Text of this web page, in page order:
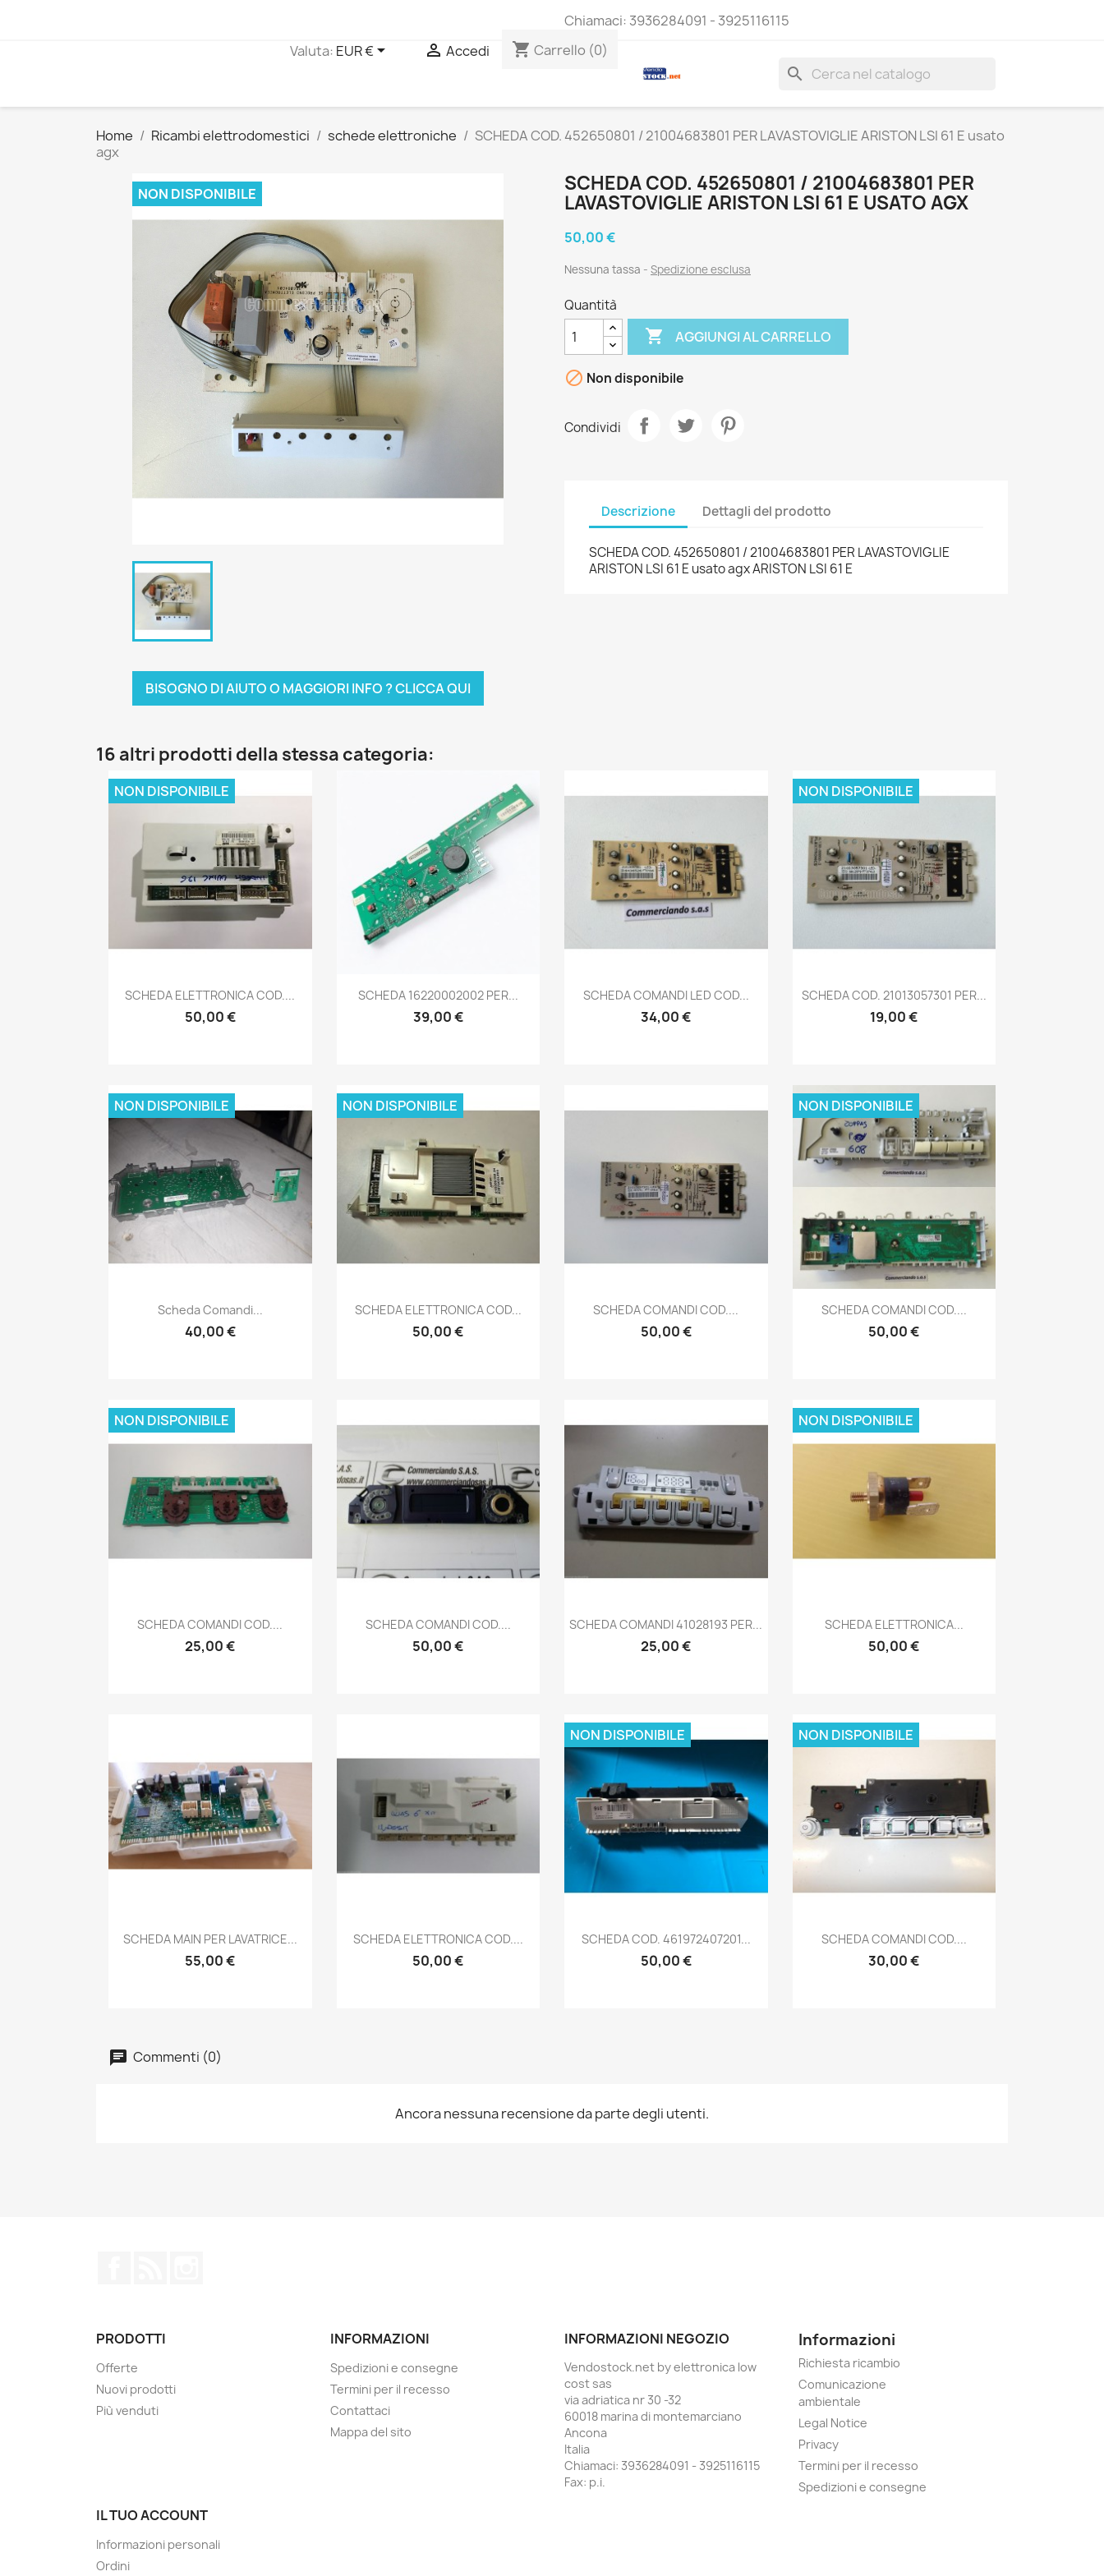
Chiamaci: 3936284091 - 3925116115
Valuta: EUR €  Accedi shopping_cart Carrello (0)
search
Home Ricambi elettrodomestici schede elettroniche
SCHEDA COD. 452650801 / 21004683801 PER LAVASTOVIGLIE ARISTON LSI 61 E usato
agx
NON DISPONIBILE
BISOGNO DI AIUTO O MAGGIORI INFO ? CLICCA QUI
SCHEDA COD. 452650801 / 21004683801 PER
LAVASTOVIGLIE ARISTON LSI 61 E USATO AGX
50,00 €
Nessuna tassa Spedizione esclusa
Quantità
 AGGIUNGI AL CARRELLO
 Non disponibile
Condividi
Descrizione Dettagli del prodotto
SCHEDA COD. 452650801 / 21004683801 PER LAVASTOVIGLIE
ARISTON LSI 61 E usato agx ARISTON LSI 61 E
16 altri prodotti della stessa categoria:
 Anteprima
SCHEDA ELETTRONICA COD....
50,00 €
NON DISPONIBILE
Anteprima
SCHEDA 16220002002 PER...
39,00 €
Anteprima
SCHEDA COMANDI LED COD...
34,00 €
Anteprima
SCHEDA COD. 21013057301 PER...
19,00 €
NON DISPONIBILE
Anteprima
Scheda Comandi...
40,00 €
NON DISPONIBILE
Anteprima
SCHEDA ELETTRONICA COD...
50,00 €
NON DISPONIBILE
Anteprima
SCHEDA COMANDI COD....
50,00 €
Anteprima
SCHEDA COMANDI COD....
50,00 €
NON DISPONIBILE
Anteprima
SCHEDA COMANDI COD....
25,00 €
NON DISPONIBILE
Anteprima
SCHEDA COMANDI COD....
50,00 €
Anteprima
SCHEDA COMANDI 41028193 PER...
25,00 €
Anteprima
SCHEDA ELETTRONICA...
50,00 €
NON DISPONIBILE
Anteprima
SCHEDA MAIN PER LAVATRICE...
55,00 €
Anteprima
SCHEDA ELETTRONICA COD....
50,00 €
Anteprima
SCHEDA COD. 461972407201...
50,00 €
NON DISPONIBILE
Anteprima
SCHEDA COMANDI COD....
30,00 €
NON DISPONIBILE
Commenti (0)
Ancora nessuna recensione da parte degli utenti.
PRODOTTI
Offerte
Nuovi prodotti
Più venduti
INFORMAZIONI
Spedizioni e consegne
Termini per il recesso
Contattaci
Mappa del sito
INFORMAZIONI NEGOZIO
Vendostock.net by elettronica low
cost sas
via adriatica nr 30 -32
60018 marina di montemarciano
Ancona
Italia
Chiamaci: 3936284091 - 3925116115
Fax: p.i.
Informazioni
Richiesta ricambio
Comunicazione
ambientale
Legal Notice
Privacy
Termini per il recesso
Spedizioni e consegne
IL TUO ACCOUNT
Informazioni personali
Ordini